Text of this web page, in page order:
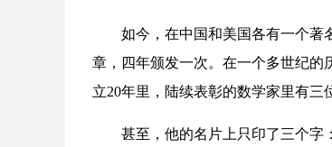
如今，在中国和美国各有一个著名
章，四年颁发一次。在一个多世纪的
立20年里，陆续表彰的数学家里有三
甚至，他的名片上只印了三个字：